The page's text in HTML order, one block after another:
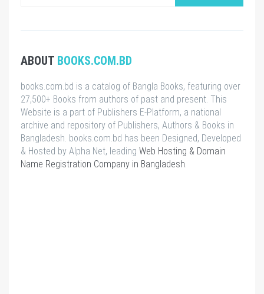
ABOUT BOOKS.COM.BD
books.com.bd is a catalog of Bangla Books, featuring over
27,500+ Books from authors of past and present. This
Website is a part of Publishers E-Platform, a national
archive and repository of Publishers, Authors & Books in
Bangladesh. books.com.bd has been Designed, Developed
& Hosted by Alpha Net, leading Web Hosting & Domain
Name Registration Company in Bangladesh